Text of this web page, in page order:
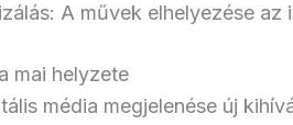
A művek elhelyezése
mai helyzete
média megjelenése új